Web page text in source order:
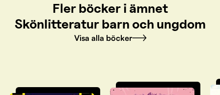
Fler böcker i ämnet
Skönlitteratur barn och ungdom
Visa alla böcker